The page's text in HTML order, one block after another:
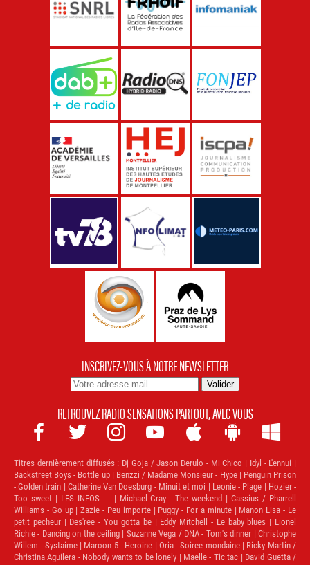
INSCRIVEZ-VOUS À NOTRE NEWSLETTER
RETROUVEZ RADIO SENSATIONS PARTOUT, AVEC VOUS
      
Titres dernièrement diffusés : Dj Goja / Jason Derulo - Mi Chico | Idyl - L'ennui |
Backstreet Boys - Bottle up | Benzzi / Madame Monsieur - Hype | Penguin Prison
- Golden train | Catherine Van Doesburg - Minuit et moi | Leonie - Plage | Hozier -
Too sweet | LES INFOS - - | Michael Gray - The weekend | Cassius / Pharrell
Williams - Go up | Zazie - Peu importe | Puggy - For a minute | Manon Lisa - Le
petit pecheur | Des'ree - You gotta be | Eddy Mitchell - Le baby blues | Lionel
Richie - Dancing on the ceiling | Suzanne Vega / DNA - Tom's dinner | Christophe
Willem - Systaime | Maroon 5 - Heroine | Oria - Soiree mondaine | Ricky Martin /
Christina Aguilera - Nobody wants to be lonely | Maelle - Tic tac | David Guetta /